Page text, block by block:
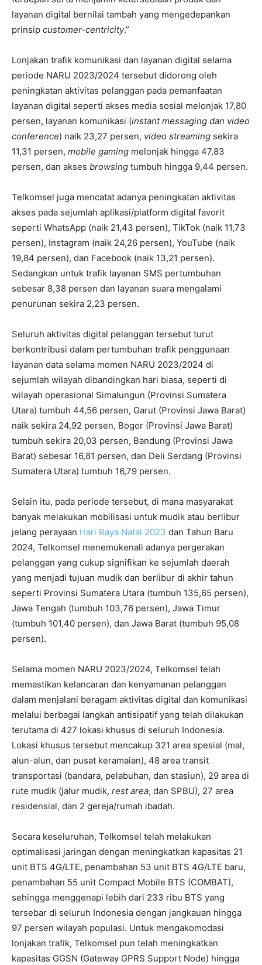
layanan digital bernilai tambah yang mengedepankan
prinsip customer-centricity.”
Lonjakan trafik komunikasi dan layanan digital selama
periode NARU 2023/2024 tersebut didorong oleh
peningkatan aktivitas pelanggan pada pemanfaatan
layanan digital seperti akses media sosial melonjak 17,80
persen, layanan komunikasi (instant messaging dan video
conference) naik 23,27 persen, video streaming sekira
11,31 persen, mobile gaming melonjak hingga 47,83
persen, dan akses browsing tumbuh hingga 9,44 persen.
Telkomsel juga mencatat adanya peningkatan aktivitas
akses pada sejumlah aplikasi/platform digital favorit
seperti WhatsApp (naik 21,43 persen), TikTok (naik 11,73
persen), Instagram (naik 24,26 persen), YouTube (naik
19,84 persen), dan Facebook (naik 13,21 persen).
Sedangkan untuk trafik layanan SMS pertumbuhan
sebesar 8,38 persen dan layanan suara mengalami
penurunan sekira 2,23 persen.
Seluruh aktivitas digital pelanggan tersebut turut
berkontribusi dalam pertumbuhan trafik penggunaan
layanan data selama momen NARU 2023/2024 di
sejumlah wilayah dibandingkan hari biasa, seperti di
wilayah operasional Simalungun (Provinsi Sumatera
Utara) tumbuh 44,56 persen, Garut (Provinsi Jawa Barat)
naik sekira 24,92 persen, Bogor (Provinsi Jawa Barat)
tumbuh sekira 20,03 persen, Bandung (Provinsi Jawa
Barat) sebesar 16,81 persen, dan Deli Serdang (Provinsi
Sumatera Utara) tumbuh 16,79 persen.
Selain itu, pada periode tersebut, di mana masyarakat
banyak melakukan mobilisasi untuk mudik atau berlibur
jelang perayaan Hari Raya Natal 2023 dan Tahun Baru
2024, Telkomsel menemukenali adanya pergerakan
pelanggan yang cukup signifikan ke sejumlah daerah
yang menjadi tujuan mudik dan berlibur di akhir tahun
seperti Provinsi Sumatera Utara (tumbuh 135,65 persen),
Jawa Tengah (tumbuh 103,76 persen), Jawa Timur
(tumbuh 101,40 persen), dan Jawa Barat (tumbuh 95,08
persen).
Selama momen NARU 2023/2024, Telkomsel telah
memastikan kelancaran dan kenyamanan pelanggan
dalam menjalani beragam aktivitas digital dan komunikasi
melalui berbagai langkah antisipatif yang telah dilakukan
terutama di 427 lokasi khusus di seluruh Indonesia.
Lokasi khusus tersebut mencakup 321 area spesial (mal,
alun-alun, dan pusat keramaian), 48 area transit
transportasi (bandara, pelabuhan, dan stasiun), 29 area di
rute mudik (jalur mudik, rest area, dan SPBU), 27 area
residensial, dan 2 gereja/rumah ibadah.
Secara keseluruhan, Telkomsel telah melakukan
optimalisasi jaringan dengan meningkatkan kapasitas 21
unit BTS 4G/LTE, penambahan 53 unit BTS 4G/LTE baru,
penambahan 55 unit Compact Mobile BTS (COMBAT),
sehingga menggenapi lebih dari 233 ribu BTS yang
tersebar di seluruh Indonesia dengan jangkauan hingga
97 persen wilayah populasi. Untuk mengakomodasi
lonjakan trafik, Telkomsel pun telah meningkatkan
kapasitas GGSN (Gateway GPRS Support Node) hingga